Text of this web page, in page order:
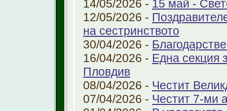
14/05/2026 - 15 май -
12/05/2026 -
на сестринството
30/04/2026 -
16/04/2026 - Една секция
Пловдив
08/04/2026 - Честит
07/04/2026 - Честит 7-ми